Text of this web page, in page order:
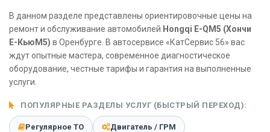
В данном разделе представлены ориентировочные цены на
ремонт и обслуживание автомобилей Hongqi E-QM5 (Хончи
Е-КьюМ5) в Оренбурге. В автосервисе «КатСервис 56» вас
ждут опытные мастера, современное диагностическое
оборудование, честные тарифы и гарантия на выполненные
услуги.
ПОПУЛЯРНЫЕ РАЗДЕЛЫ УСЛУГ (БЫСТРЫЙ ПЕРЕХОД):
Регулярное ТО Двигатель / ГРМ